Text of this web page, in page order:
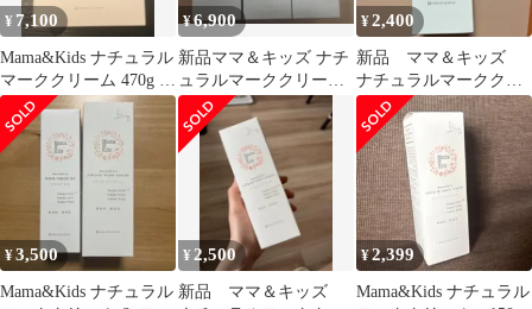
¥ 7,100
Mama&Kids ナチュラル
マーククリーム 470g 携
帯用30グラムセット
¥6,900
新品ママ＆キッズ ナチ
ュラルマーククリーム
150g*3個
¥2,400
新品 ママ＆キッズ
ナチュラルマーククリ
ーム 150g
¥3,500
Mama&Kids ナチュラル
¥ 2,500
新品 ママ＆キッズ
¥2,399
Mama&Kids ナチュラル